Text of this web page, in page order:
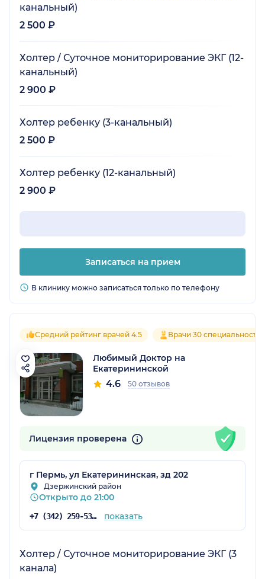
канальный)
2 500 ₽
Холтер / Суточное мониторирование ЭКГ (12-
канальный)
2 900 ₽
Холтер ребенку (3-канальный)
2 500 ₽
Холтер ребенку (12-канальный)
2 900 ₽
Записаться на прием
В клинику можно записаться только по телефону
Средний рейтинг врачей 4.5 Врачи 30
Любимый Доктор на
Екатерининской
4.6 50 отзывов
Лицензия проверена
г Пермь, ул Екатерининская, зд 202
Дзержинский район
Открыто до 21:00
+7 (342) 259-53-03 показать
Холтер / Суточное мониторирование ЭКГ (3
канала)